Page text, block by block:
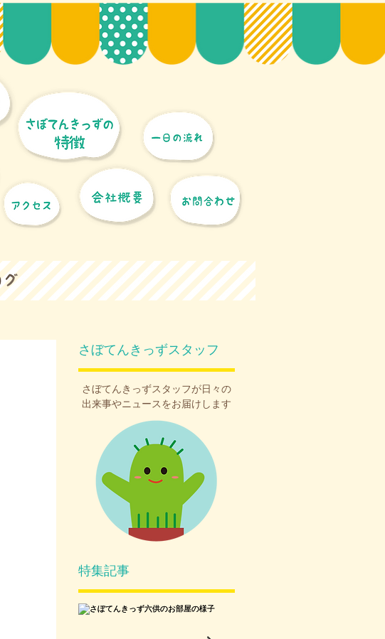
さぼてんきっずスタッフ
さぼてんきっずスタッフが日々の
出来事やニュースをお届けします
特集記事